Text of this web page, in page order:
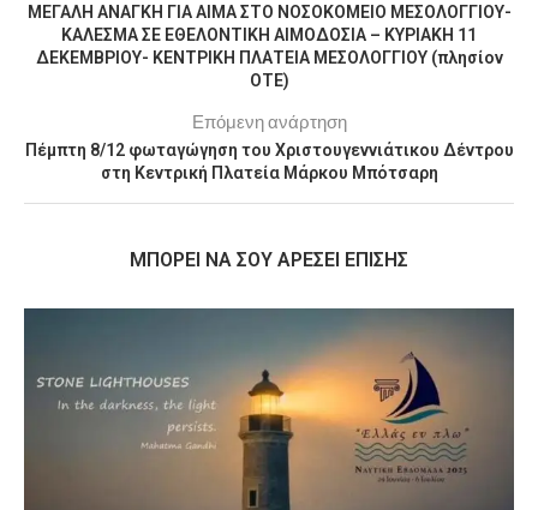
ΜΕΓΑΛΗ ΑΝΑΓΚΗ ΓΙΑ ΑΙΜΑ ΣΤΟ ΝΟΣΟΚΟΜΕΙΟ ΜΕΣΟΛΟΓΓΙΟΥ-
ΚΑΛΕΣΜΑ ΣΕ ΕΘΕΛΟΝΤΙΚΗ ΑΙΜΟΔΟΣΙΑ – ΚΥΡΙΑΚΗ 11
ΔΕΚΕΜΒΡΙΟΥ- ΚΕΝΤΡΙΚΗ ΠΛΑΤΕΙΑ ΜΕΣΟΛΟΓΓΙΟΥ (πλησίον
ΟΤΕ)
Επόμενη ανάρτηση
Πέμπτη 8/12 φωταγώγηση του Χριστουγεννιάτικου Δέντρου
στη Κεντρική Πλατεία Μάρκου Μπότσαρη
MΠΟΡΕΊ ΝΑ ΣΟΥ ΑΡΈΣΕΙ ΕΠΊΣΗΣ